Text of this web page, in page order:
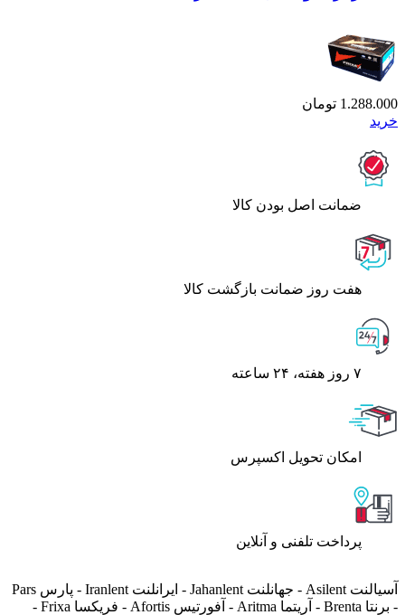
1.288.000 تومان
خرید
ﺿﻤﺎﻧﺖ اﺻﻞ ﺑﻮدن ﮐﺎﻟﺎ
هفت روز ضمانت بازگشت کالا
۷ روز ﻫﻔﺘﻪ، ۲۴ ﺳﺎﻋﺘﻪ
اﻣﮑﺎن ﺗﺤﻮﯾﻞ اﮐﺴﭙﺮس
پرداخت تلفنی و آنلاین
آسیالنت Asilent - جهانلنت Jahanlent - ایرانلنت Iranlent - پارس Pars
- برنتا Brenta - آریتما Aritma - آفورتیس Afortis - فریکسا Frixa -